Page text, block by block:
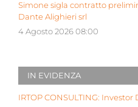
Simone sigla contratto
Dante Alighieri srl
4 Agosto 2026 08:00
IN EVIDENZA
IRTOP CONSULTING: